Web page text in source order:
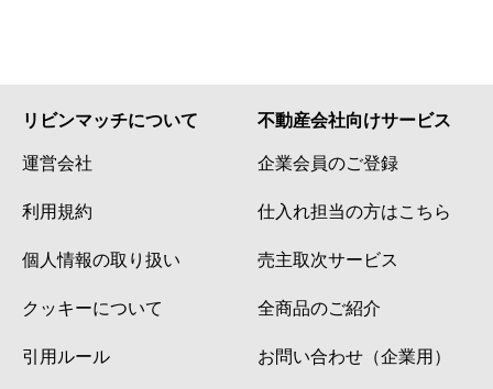
リビンマッチについて
運営会社
利用規約
個人情報の取り扱い
クッキーについて
引用ルール
不動産会社向けサービス
企業会員のご登録
仕入れ担当の方はこちら
売主取次サービス
全商品のご紹介
お問い合わせ（企業用）